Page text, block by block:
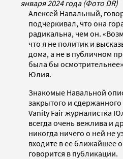
января 2024 года (Фото DR)
Алексей Навальный,
подчеркивал, что она
радикальна, чем он.
что я не политик и
дома, а не в публичном
была бы
Юлия.
Знакомые Навальной
закрытого и сдержанного
Vanity Fair журналистка
всегда очень вежлива и
никогда ничего о ней не
входите в ее ближайшее
говорится в публикации.